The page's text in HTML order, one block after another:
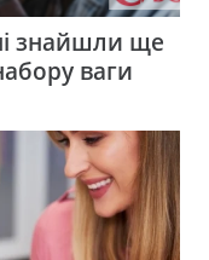
знайшли ще
ваги